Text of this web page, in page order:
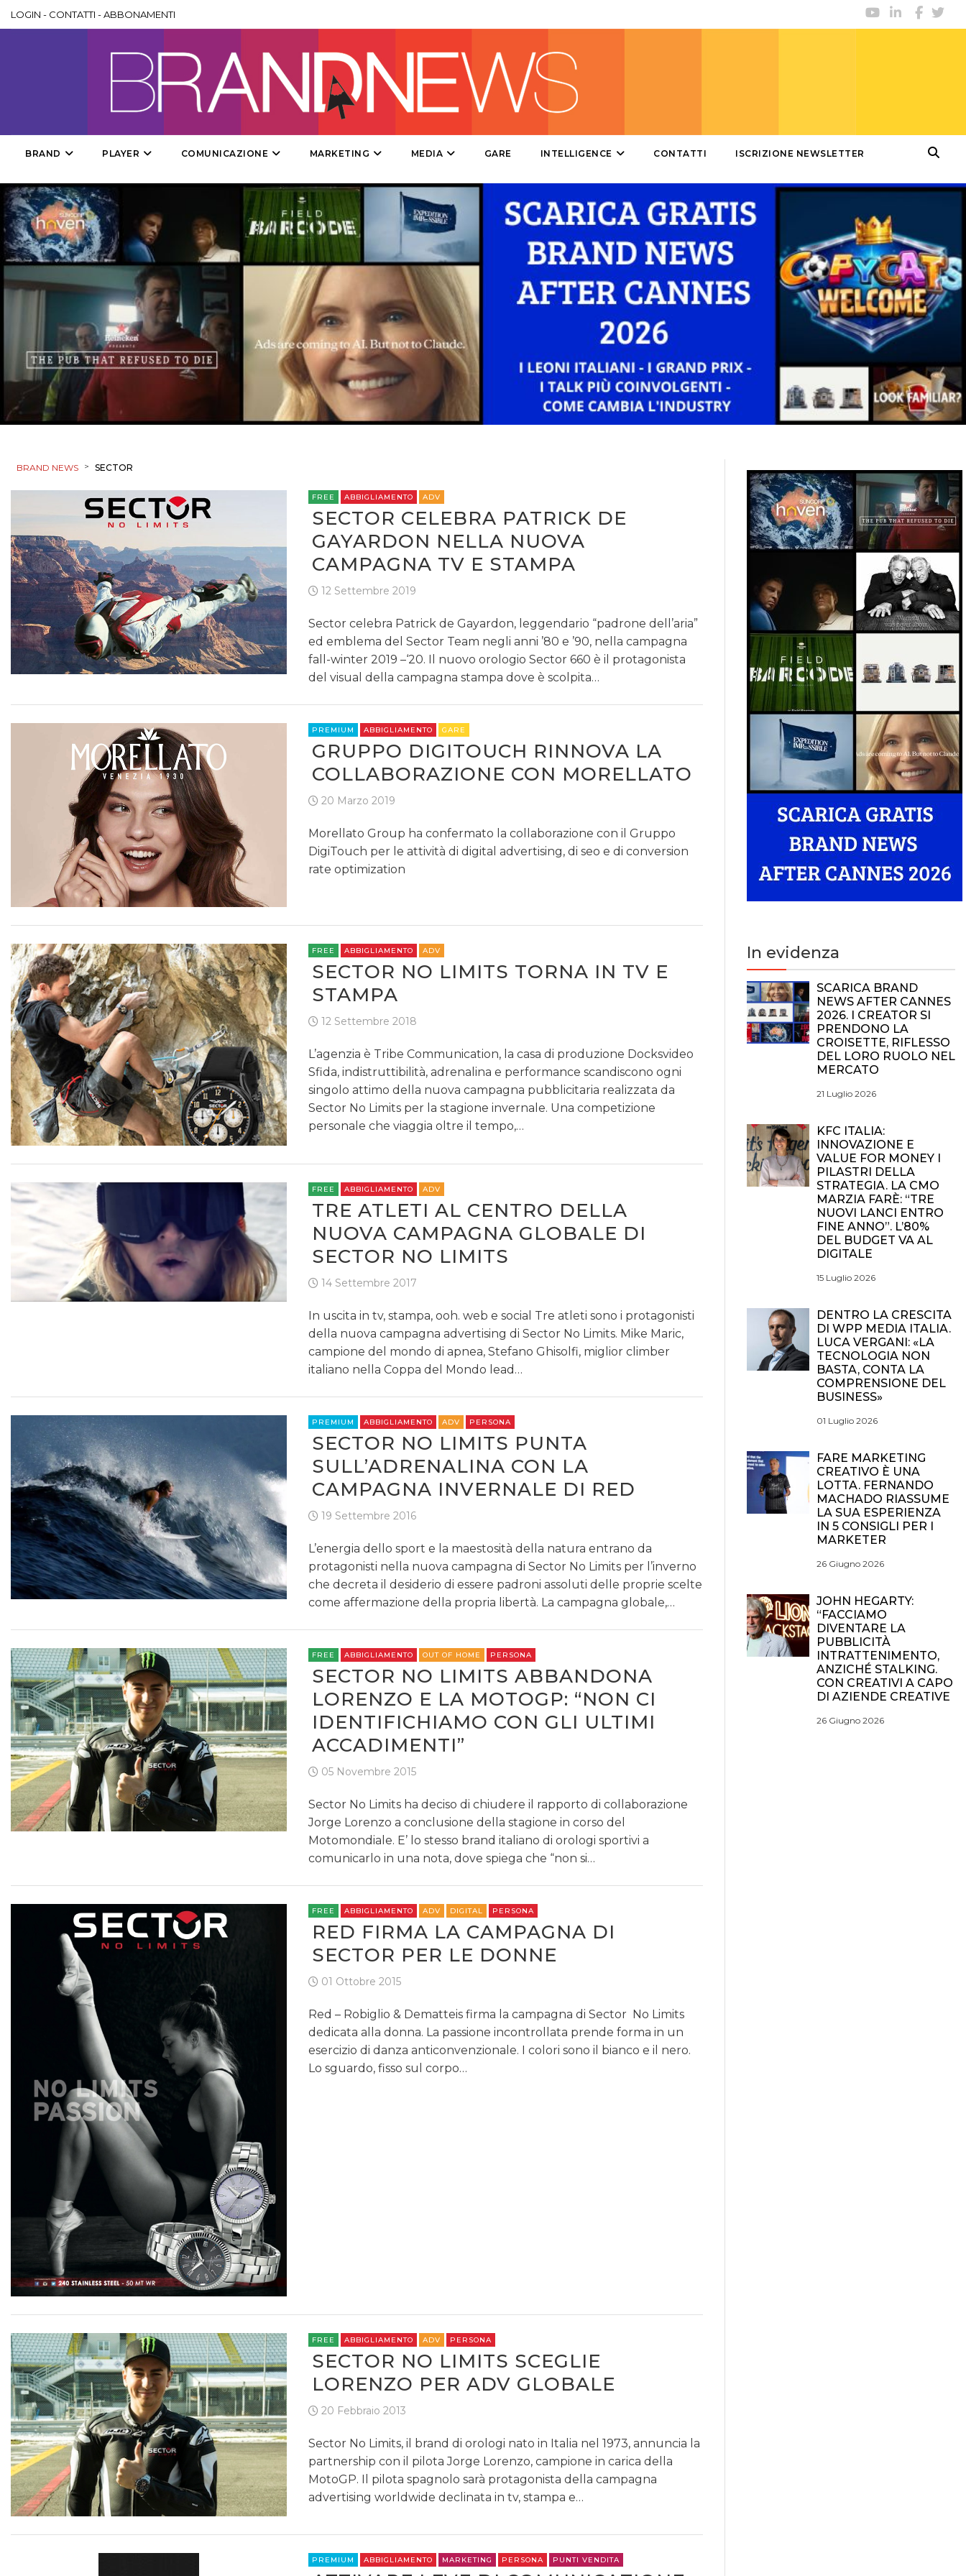
DATI
PREVISIONI/SCENARI
NORMATIVE
CASE HISTORY
OPINIONI
LOGIN - CONTATTI -ABBONAMENTI
BRAND PLAYER COMUNICAZIONE MARKETING MEDIA GARE INTELLIGENCE CONTATTI ISCRIZIONE NEWSLETTER
BRAND NEWS > SECTOR
FREE ABBIGLIAMENTO ADV
SECTOR CELEBRA PATRICK DE
GAYARDON NELLA NUOVA
CAMPAGNA TV E STAMPA
12 Settembre 2019
Sector celebra Patrick de Gayardon, leggendario “padrone dell’aria”
ed emblema del Sector Team negli anni ’80 e ’90, nella campagna
fall-winter 2019 –‘20. Il nuovo orologio Sector 660 è il protagonista
del visual della campagna stampa dove è scolpita…
PREMIUM ABBIGLIAMENTO GARE
GRUPPO DIGITOUCH RINNOVA LA
COLLABORAZIONE CON MORELLATO
20 Marzo 2019
Morellato Group ha confermato la collaborazione con il Gruppo
DigiTouch per le attività di digital advertising, di seo e di conversion
rate optimization
FREE ABBIGLIAMENTO ADV
SECTOR NO LIMITS TORNA IN TV E
STAMPA
12 Settembre 2018
L’agenzia è Tribe Communication, la casa di produzione Docksvideo
Sfida, indistruttibilità, adrenalina e performance scandiscono ogni
singolo attimo della nuova campagna pubblicitaria realizzata da
Sector No Limits per la stagione invernale. Una competizione
personale che viaggia oltre il tempo,…
FREE ABBIGLIAMENTO ADV
TRE ATLETI AL CENTRO DELLA
NUOVA CAMPAGNA GLOBALE DI
SECTOR NO LIMITS
14 Settembre 2017
In uscita in tv, stampa, ooh. web e social Tre atleti sono i protagonisti
della nuova campagna advertising di Sector No Limits. Mike Maric,
campione del mondo di apnea, Stefano Ghisolfi, miglior climber
italiano nella Coppa del Mondo lead…
PREMIUM ABBIGLIAMENTO ADV PERSONA
SECTOR NO LIMITS PUNTA
SULL’ADRENALINA CON LA
CAMPAGNA INVERNALE DI RED
19 Settembre 2016
L’energia dello sport e la maestosità della natura entrano da
protagonisti nella nuova campagna di Sector No Limits per l’inverno
che decreta il desiderio di essere padroni assoluti delle proprie scelte
come affermazione della propria libertà. La campagna globale,…
FREE ABBIGLIAMENTO OUT OF HOME PERSONA
SECTOR NO LIMITS ABBANDONA
LORENZO E LA MOTOGP: “NON CI
IDENTIFICHIAMO CON GLI ULTIMI
ACCADIMENTI”
05 Novembre 2015
Sector No Limits ha deciso di chiudere il rapporto di collaborazione
Jorge Lorenzo a conclusione della stagione in corso del
Motomondiale. E’ lo stesso brand italiano di orologi sportivi a
comunicarlo in una nota, dove spiega che “non si…
FREE ABBIGLIAMENTO ADV DIGITAL PERSONA
RED FIRMA LA CAMPAGNA DI
SECTOR PER LE DONNE
01 Ottobre 2015
Red – Robiglio & Dematteis firma la campagna di Sector No Limits
dedicata alla donna. La passione incontrollata prende forma in un
esercizio di danza anticonvenzionale. I colori sono il bianco e il nero.
Lo sguardo, fisso sul corpo…
FREE ABBIGLIAMENTO ADV PERSONA
SECTOR NO LIMITS SCEGLIE
LORENZO PER ADV GLOBALE
20 Febbraio 2013
Sector No Limits, il brand di orologi nato in Italia nel 1973, annuncia la
partnership con il pilota Jorge Lorenzo, campione in carica della
MotoGP. Il pilota spagnolo sarà protagonista della campagna
advertising worldwide declinata in tv, stampa e…
PREMIUM ABBIGLIAMENTO MARKETING PERSONA PUNTI VENDITA
In evidenza
SCARICA BRAND
NEWS AFTER CANNES
2026. I CREATOR SI
PRENDONO LA
CROISETTE, RIFLESSO
DEL LORO RUOLO NEL
MERCATO
21 Luglio 2026
KFC ITALIA:
INNOVAZIONE E
VALUE FOR MONEY I
PILASTRI DELLA
STRATEGIA. LA CMO
MARZIA FARÈ: “TRE
NUOVI LANCI ENTRO
FINE ANNO”. L’80%
DEL BUDGET VA AL
DIGITALE
15 Luglio 2026
DENTRO LA CRESCITA
DI WPP MEDIA ITALIA.
LUCA VERGANI: «LA
TECNOLOGIA NON
BASTA, CONTA LA
COMPRENSIONE DEL
BUSINESS»
01 Luglio 2026
FARE MARKETING
CREATIVO È UNA
LOTTA. FERNANDO
MACHADO RIASSUME
LA SUA ESPERIENZA
IN 5 CONSIGLI PER I
MARKETER
26 Giugno 2026
JOHN HEGARTY:
“FACCIAMO
DIVENTARE LA
PUBBLICITÀ
INTRATTENIMENTO,
ANZICHÉ STALKING.
CON CREATIVI A CAPO
DI AZIENDE CREATIVE
26 Giugno 2026